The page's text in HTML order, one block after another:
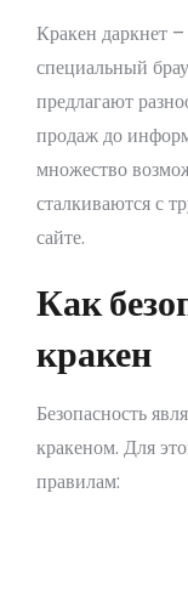
Кракен даркнет –
специальный
предлагают
продаж до
множество
сталкиваются с
сайте.
Как
кракен
Безопасность
кракеном. Для
правилам: